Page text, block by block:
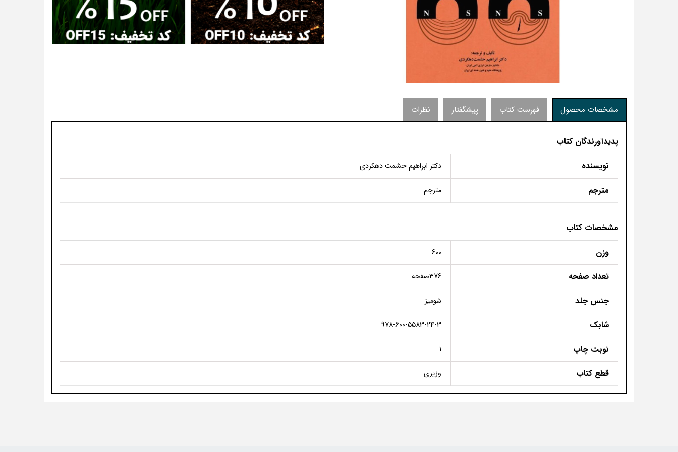
مشخصات محصول فهرست کتاب پیشگفتار نظرات
پدیدآورندگان کتاب
نویسنده
دکتر ابراهیم حشمت دهکردی
مترجم مترجم
مشخصات کتاب
وزن
600
تعداد صفحه 376صفحه
جنس جلد شومیز
شابک 978-600-5583-24-3
نوبت چاپ 1
قطع کتاب وزیری